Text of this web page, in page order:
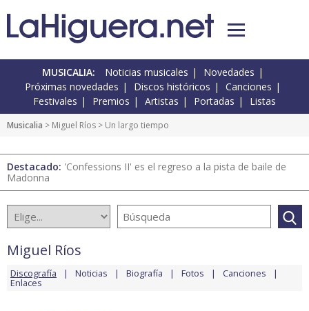
MUSICALIA: Noticias musicales
Novedades
Próximas novedades
Discos históricos
Canciones
Festivales
Premios Artistas Portadas Listas
Musicalia > Miguel Ríos > Un largo tiempo
Destacado: 'Confessions II' es el regreso a la pista de baile de
Madonna
Miguel Ríos
Discografía Noticias Biografía Fotos Canciones
Enlaces